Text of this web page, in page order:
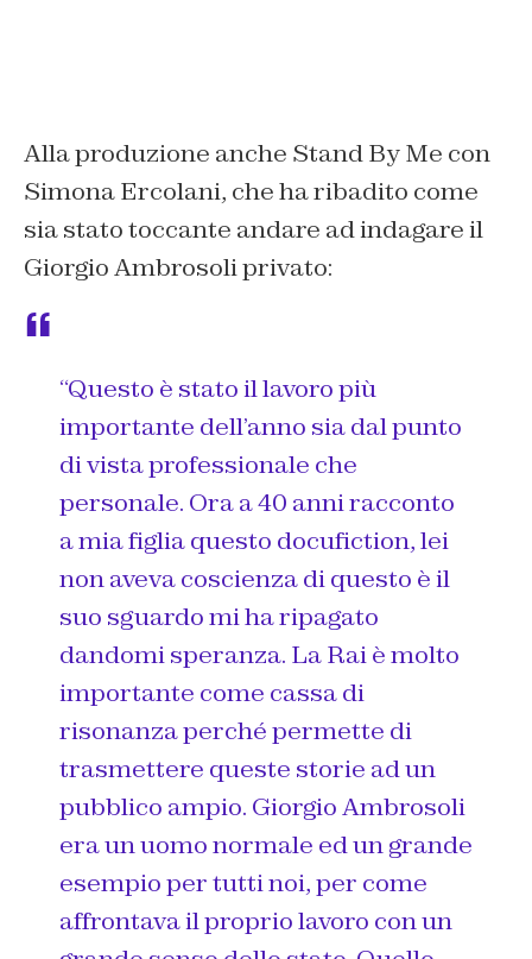
Alla produzione anche Stand By Me con
Simona Ercolani, che ha ribadito come
sia stato toccante andare ad indagare il
Giorgio Ambrosoli privato:
“Questo è stato il lavoro più
importante dell’anno sia dal punto
di vista professionale che
personale. Ora a 40 anni racconto
a mia figlia questo docufiction, lei
non aveva coscienza di questo è il
suo sguardo mi ha ripagato
dandomi speranza. La Rai è molto
importante come cassa di
risonanza perché permette di
trasmettere queste storie ad un
pubblico ampio. Giorgio Ambrosoli
era un uomo normale ed un grande
esempio per tutti noi, per come
affrontava il proprio lavoro con un